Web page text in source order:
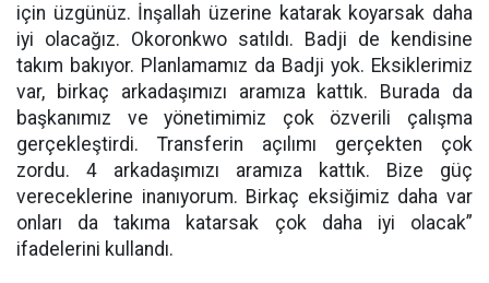
için üzgünüz. İnşallah üzerine katarak koyarsak daha
iyi olacağız. Okoronkwo satıldı. Badji de kendisine
takım bakıyor. Planlamamız da Badji yok. Eksiklerimiz
var, birkaç arkadaşımızı aramıza kattık. Burada da
başkanımız ve yönetimimiz çok özverili çalışma
gerçekleştirdi. Transferin açılımı gerçekten çok
zordu. 4 arkadaşımızı aramıza kattık. Bize güç
vereceklerine inanıyorum. Birkaç eksiğimiz daha var
onları da takıma katarsak çok daha iyi olacak”
ifadelerini kullandı.